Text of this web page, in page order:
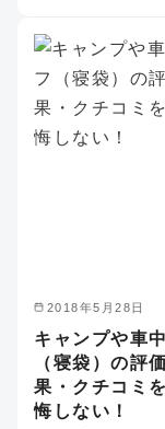
2018年5月28日
キャンプや車
（寝袋）の評
果・クチコミ
悔しない！